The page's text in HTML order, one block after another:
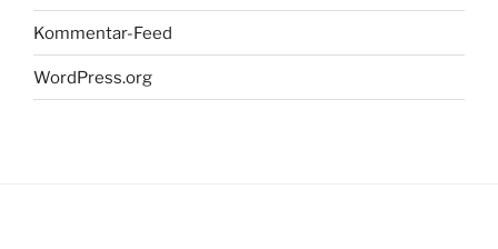
Kommentar-Feed
WordPress.org